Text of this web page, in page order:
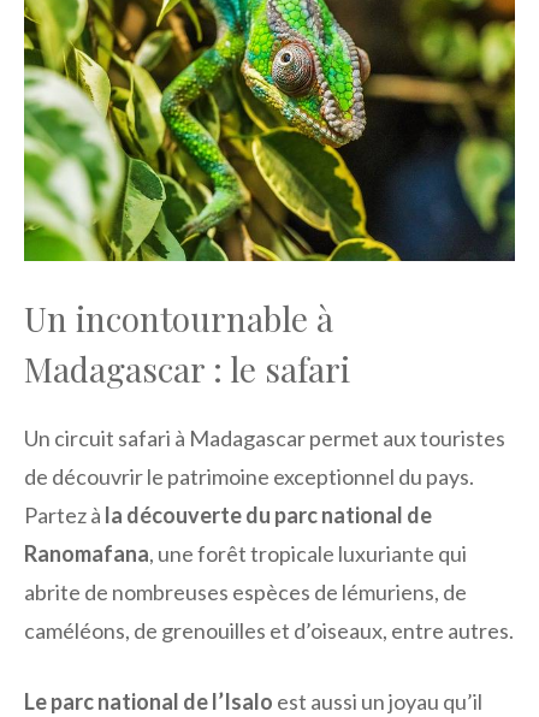
Un incontournable à
Madagascar : le safari
Un circuit safari à Madagascar permet aux touristes
de découvrir le patrimoine exceptionnel du pays.
Partez à la découverte du parc national de
Ranomafana, une forêt tropicale luxuriante qui
abrite de nombreuses espèces de lémuriens, de
caméléons, de grenouilles et d’oiseaux, entre autres.
Le parc national de l’Isalo est aussi un joyau qu’il